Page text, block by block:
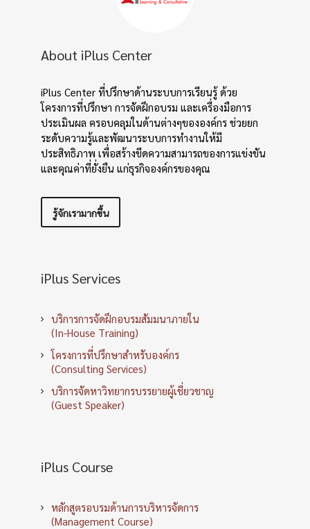
About iPlus Center
iPlus Center ที่ปรึกษาด้านระบบการเรียนรู้ ด้วย
โครงการที่ปรึกษา การจัดฝึกอบรม และเครื่องมือการ
ประเมินผล ครอบคลุมในด้านต่างๆขององค์กร ช่วยยก
ระดับความรู้และพัฒนาระบบการทำงานให้มี
ประสิทธิภาพ เพื่อสร้างขีดความสามารถของการแข่งขัน
และคุณค่าที่ยั่งยืน แก่ธุรกิจองค์กรของคุณ
รู้จักเรามากขึ้น
iPlus Services
บริการการจัดฝึกอบรมสัมมนาภายใน
(In-House Training)
โครงการที่ปรึกษาสำหรับองค์กร
(Consulting Services)
บริการจัดหาวิทยากรบรรยายผู้เชี่ยวชาญ
(Guest Speaker)
iPlus Course
หลักสูตรอบรมด้านการบริหารจัดการ
(Management Course)